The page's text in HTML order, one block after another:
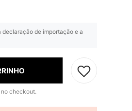
de importação e a
no checkout.